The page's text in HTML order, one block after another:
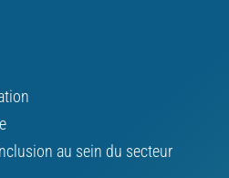
au sein du secteur